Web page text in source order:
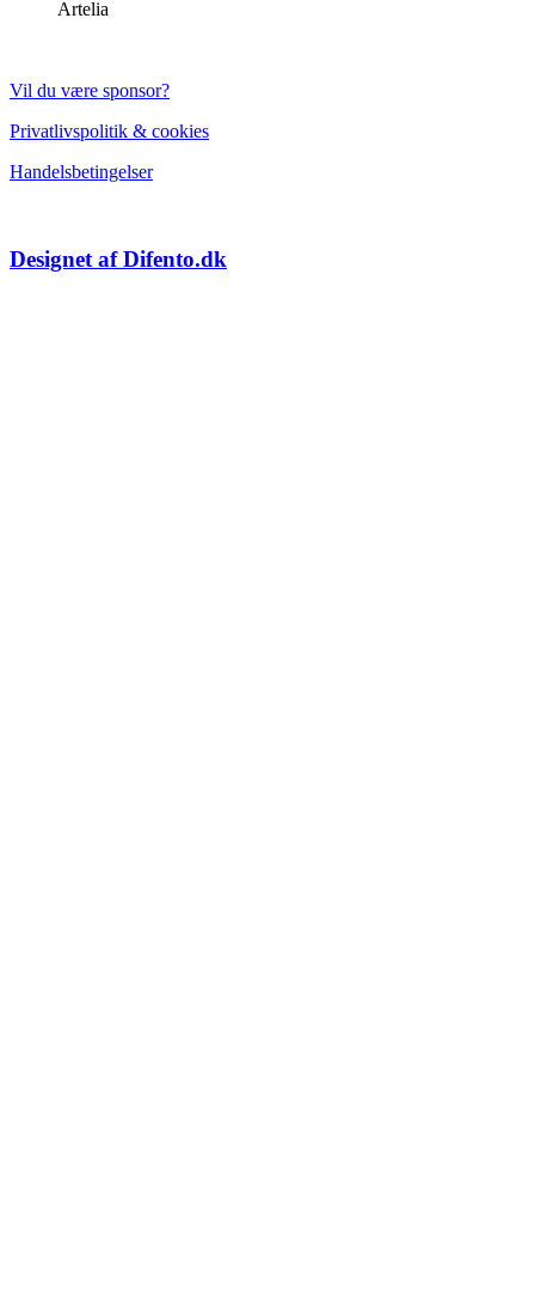
Artelia
Vil du være sponsor?
Privatlivspolitik & cookies
Handelsbetingelser
Designet af Difento.dk